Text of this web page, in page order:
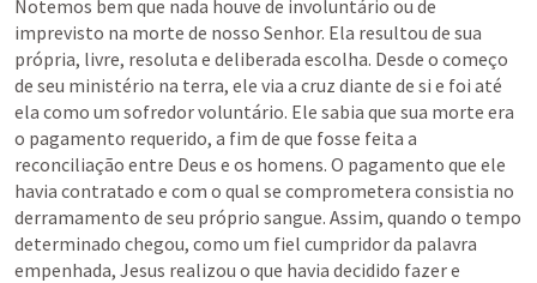
Notemos bem que nada houve de involuntário ou de
imprevisto na morte de nosso Senhor. Ela resultou de sua
própria, livre, resoluta e deliberada escolha. Desde o começo
de seu ministério na terra, ele via a cruz diante de si e foi até
ela como um sofredor voluntário. Ele sabia que sua morte era
o pagamento requerido, a fim de que fosse feita a
reconciliação entre Deus e os homens. O pagamento que ele
havia contratado e com o qual se comprometera consistia no
derramamento de seu próprio sangue. Assim, quando o tempo
determinado chegou, como um fiel cumpridor da palavra
empenhada, Jesus realizou o que havia decidido fazer e